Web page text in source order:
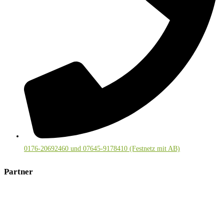
0176-20692460 und 07645-9178410 (Festnetz mit AB)
Partner